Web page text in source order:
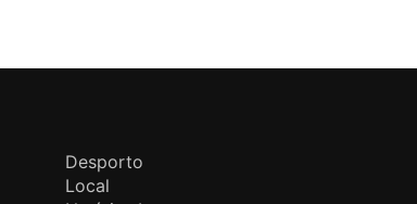
Desporto
Local